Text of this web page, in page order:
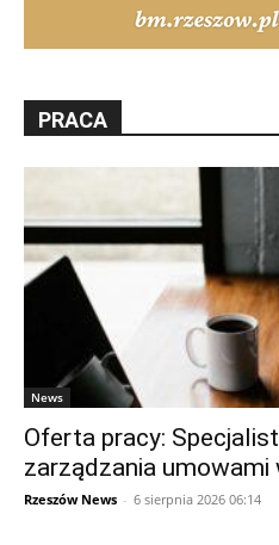
PRACA
News
Oferta pracy:
zarządzania umowami
Rzeszów News - 6 sierpnia 2026 06:14